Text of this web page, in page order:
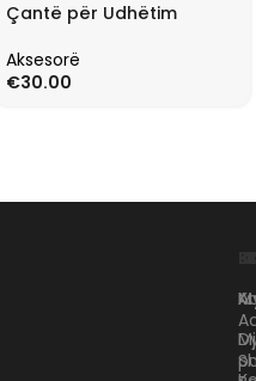
Çantë për Udhëtim
Aksesorë
€30.00